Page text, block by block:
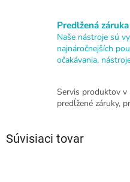
Predlžená záruka
Naše nástroje sú
najnáročnejších
očakávania,
Servis produktov v
predĺžené záruky,
Súvisiaci tovar